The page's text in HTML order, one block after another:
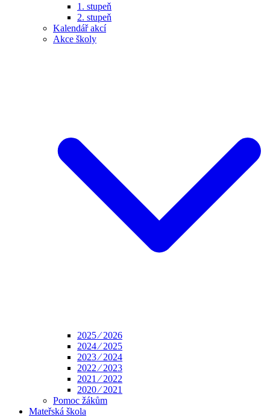
1. stupeň
2. stupeň
Kalendář akcí
Akce školy
2025 ⁄ 2026
2024 ⁄ 2025
2023 ⁄ 2024
2022 ⁄ 2023
2021 ⁄ 2022
2020 ⁄ 2021
Pomoc žákům
Mateřská škola